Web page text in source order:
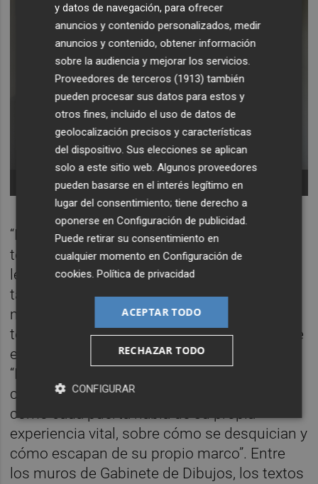
Foto: RAUL BELINCHON
“La puerta se convierte en una protagonista
total para hablar del mundo y de todo lo que
le rodea”, destaca Muñoz, quien se apoya
también en el texto generado para la
muestra por
Millanes Rivas,en el que se
termina de componer el universo creativo de
estos objetos que cuentan nuevas historias:
“Los textos de Millanes tienen una carga
crucial en el proyecto, sirven para hablar de
cómo cada puerta habla de su propia
experiencia vital, sobre cómo se desquician y
cómo escapan de su propio marco”. Entre
los muros de Gabinete de Dibujos, los textos
y datos de navegación, para ofrecer
anuncios y contenido personalizados, medir
anuncios y contenido, obtener información
sobre la audiencia y mejorar los servicios.
Proveedores de terceros (1913) también
pueden procesar sus datos para estos y
otros fines, incluido el uso de datos de
geolocalización precisos y características
del dispositivo. Sus elecciones se aplican
solo a este sitio web. Algunos proveedores
pueden basarse en el interés legítimo en
lugar del consentimiento; tiene derecho a
oponerse enConfiguración de publicidad
Puede retirar su consentimiento en
cualquier momento enConfiguración de
cookies .Política de privacidad
ACEPTAR TODO
RECHAZAR TODO
CONFIGURAR